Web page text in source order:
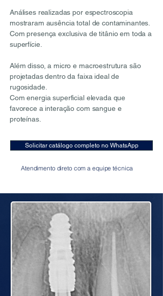
Análises realizadas por espectroscopia
mostraram ausência total de contaminantes.
Com presença exclusiva de titânio em toda a
superfície.
Além disso, a micro e macroestrutura são
projetadas dentro da faixa ideal de
rugosidade.
Com energia superficial elevada que
favorece a interação com sangue e
proteínas.
Solicitar catálogo completo no WhatsApp
Atendimento direto com a equipe técnica